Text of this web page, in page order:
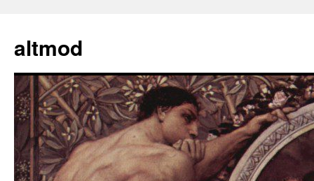
springen
altmod